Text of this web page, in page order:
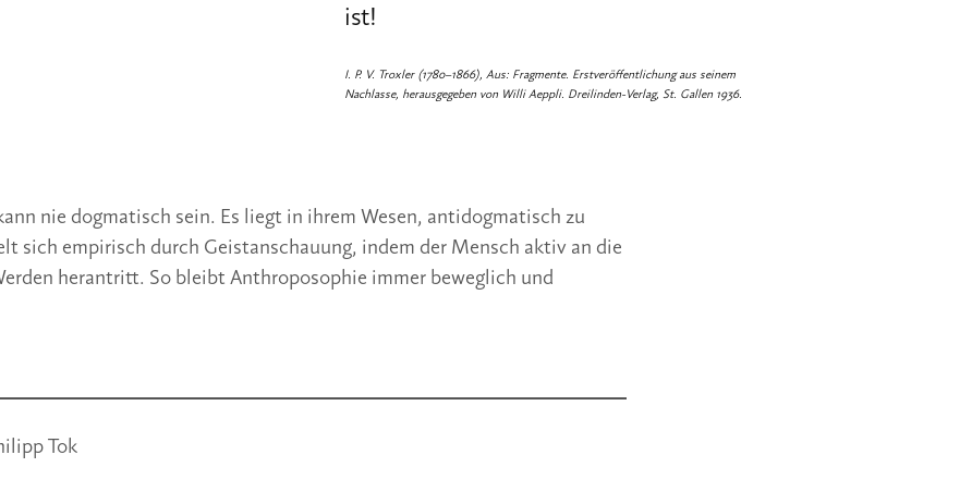
ist!
I. P. V. Troxler (1780–1866), Aus: Fragmente. Erstveröffentlichung aus seinem
Nachlasse, herausgegeben von Willi Aeppli. Dreilinden-Verlag, St. Gallen 1936.
nie dogmatisch sein. Es liegt in ihrem Wesen, antidogmatisch zu
sich empirisch durch Geistanschauung, indem der Mensch aktiv an die
herantritt. So bleibt Anthroposophie immer beweglich und
Tok